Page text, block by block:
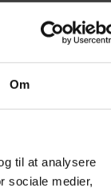
Om
til at analysere
sociale medier,